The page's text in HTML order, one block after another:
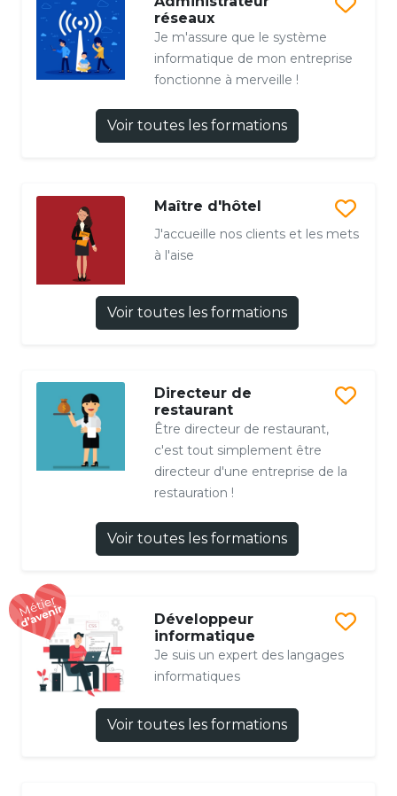
réseaux
Je m'assure que le système
informatique de mon entreprise
fonctionne à merveille !
Voir toutes les formations
Maître d'hôtel
J'accueille nos clients et les mets
à l'aise
Voir toutes les formations
Directeur de
restaurant
Être directeur de restaurant,
c'est tout simplement être
directeur d'une entreprise de la
restauration !
Voir toutes les formations
Développeur
informatique
Je suis un expert des langages
informatiques
Voir toutes les formations